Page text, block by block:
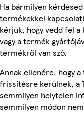
Ha bármilyen
termékekkel
kérjük, hogy vedd fel a
vagy a termék
termékről van szó.
Annak ellenére, hogy
frissítésre kerülnek, a
semmilyen helytelen
semmilyen módon